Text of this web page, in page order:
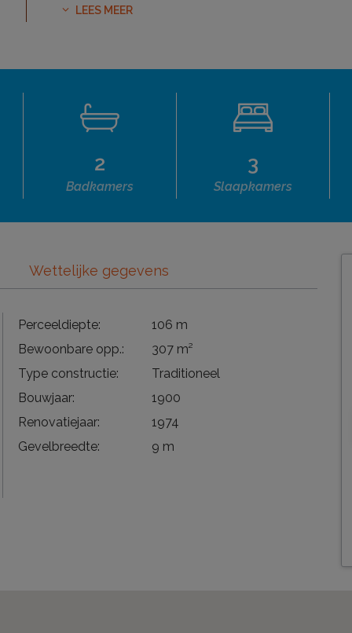
LEES MEER
2
Badkamers
3
Slaapkamers
Wettelijke gegevens
Perceeldiepte:
106 m
Bewoonbare opp.:
307 m²
Type constructie:
Traditioneel
Bouwjaar:
1900
Renovatiejaar:
1974
Gevelbreedte:
9 m